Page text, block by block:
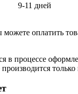
9-11 дней
оплатить
в процессе
только